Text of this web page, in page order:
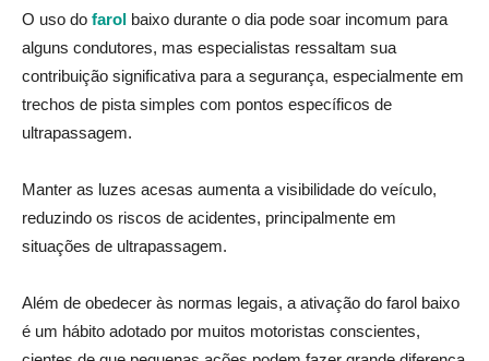
O uso do farol baixo durante o dia pode soar incomum para
alguns condutores, mas especialistas ressaltam sua
contribuição significativa para a segurança, especialmente em
trechos de pista simples com pontos específicos de
ultrapassagem.
Manter as luzes acesas aumenta a visibilidade do veículo,
reduzindo os riscos de acidentes, principalmente em
situações de ultrapassagem.
Além de obedecer às normas legais, a ativação do farol baixo
é um hábito adotado por muitos motoristas conscientes,